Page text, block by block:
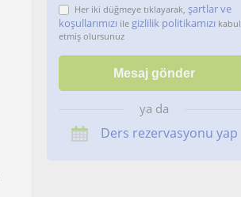
Her iki düğmeye tıklayarak, şartlar ve
koşullarımızı ile gizlilik politikamızı kabul
etmiş olursunuz
ya da
Ders rezervasyonu yap